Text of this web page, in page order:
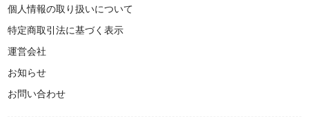
個人情報の取り扱いについて
特定商取引法に基づく表示
運営会社
お知らせ
お問い合わせ